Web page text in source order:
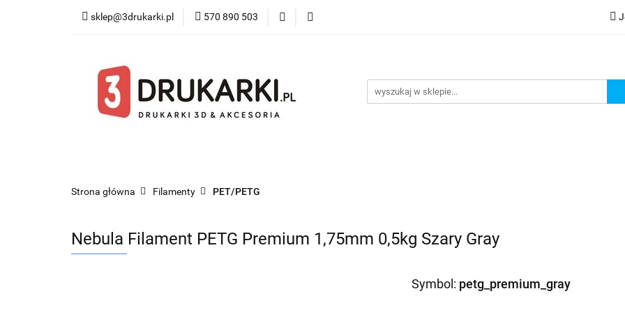
sklep@3drukarki.pl 570 890 503
Blog Bestsellery
Strona główna Filamenty PET/PETG
Nebula Filament PETG Premium 1,75mm 0,5kg Szary Gray
Symbol: petg_premium_gray